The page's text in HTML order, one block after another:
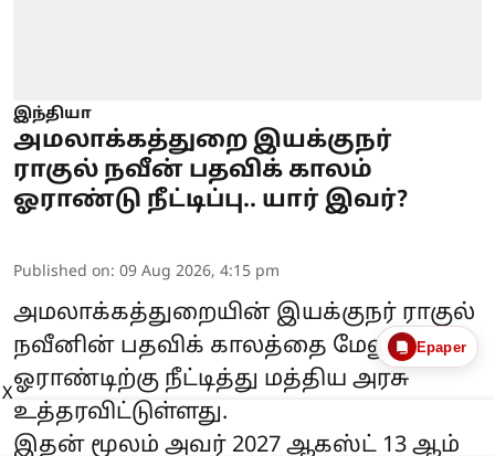
இந்தியா
அமலாக்கத்துறை இயக்குநர்
ராகுல் நவீன் பதவிக் காலம்
ஓராண்டு நீட்டிப்பு.. யார் இவர்?
Published on: 09 Aug 2026, 4:15 pm
அமலாக்கத்துறையின் இயக்குநர் ராகுல்
நவீனின் பதவிக் காலத்தை மேலும்
ஓராண்டிற்கு நீட்டித்து மத்திய அரசு
உத்தரவிட்டுள்ளது.
இதன் மூலம் அவர் 2027 ஆகஸ்ட் 13 ஆம்
Epaper
X